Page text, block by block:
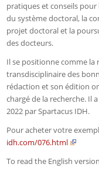
pratiques et conseils pour
du système doctoral, la
projet doctoral et la
des docteurs.
Il se positionne comme la
transdisciplinaire des
rédaction et son édition
chargé de la recherche. Il
2022 par Spartacus IDH.
Pour acheter votre
idh.com/076.html
To read the English